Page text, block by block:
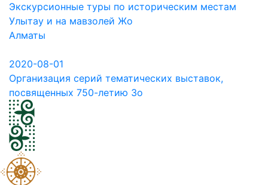
Экскурсионные туры по историческим местам
Улытау и на мавзолей Жо
Алматы
2020-08-01
Организация серий тематических выставок,
посвященных 750-летию Зо